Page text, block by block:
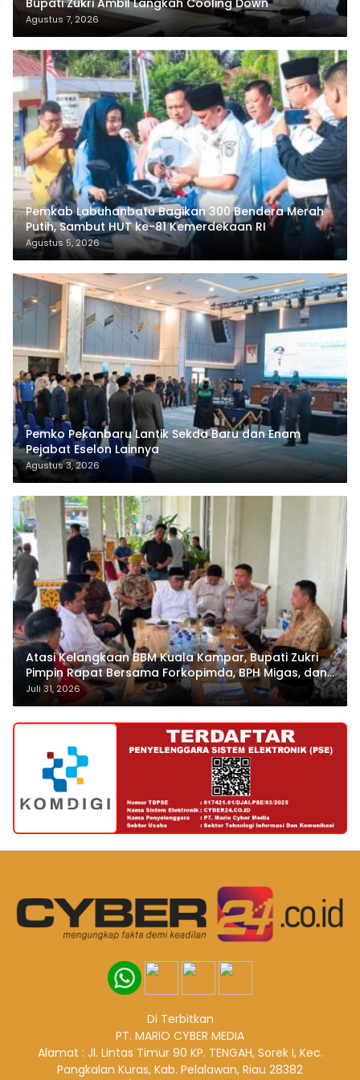
Bupati Zukri Ambil Langkah Cooling Down
Agustus 7, 2026
Pemkab Labuhanbatu Bagikan 300 Bendera Merah
Putih, Sambut HUT ke-81 Kemerdekaan RI
Agustus 5, 2026
Pemko Pekanbaru Lantik Sekda Baru dan Enam
Pejabat Eselon Lainnya
Agustus 3, 2026
Atasi Kelangkaan BBM Kuala Kampar, Bupati Zukri
Pimpin Rapat Bersama Forkopimda, BPH Migas, dan
Pertamina
Juli 31, 2026
Di Terbitkan
PT. MARIO CYBER MEDIA
Alamat : Jl. Lintas Timur 90 KP. TENGAH, Sorek I, Kec.
Pangkalan Kuras, Kab. Pelalawan, Riau 28382